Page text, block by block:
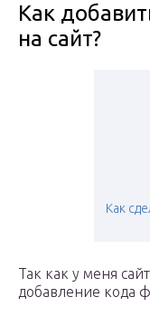
Как
на сайт?
Как
Так как у меня
добавление кода